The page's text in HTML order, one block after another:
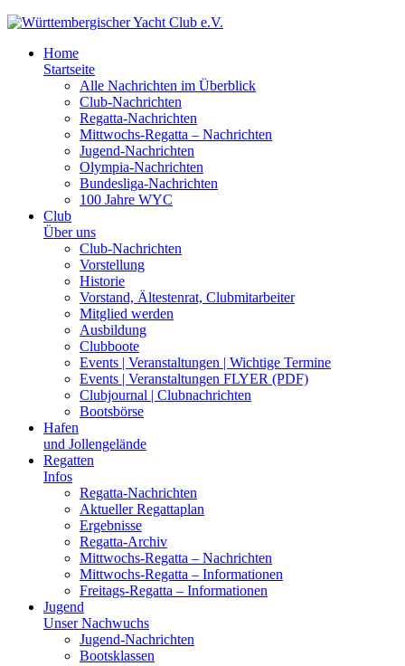
Home
Startseite
Alle Nachrichten im Überblick
Club-Nachrichten
Regatta-Nachrichten
Mittwochs-Regatta – Nachrichten
Jugend-Nachrichten
Olympia-Nachrichten
Bundesliga-Nachrichten
100 Jahre WYC
Club
Über uns
Club-Nachrichten
Vorstellung
Historie
Vorstand, Ältestenrat, Clubmitarbeiter
Mitglied werden
Ausbildung
Clubboote
Events | Veranstaltungen | Wichtige Termine
Events | Veranstaltungen FLYER (PDF)
Clubjournal | Clubnachrichten
Bootsbörse
Hafen
und Jollengelände
Regatten
Infos
Regatta-Nachrichten
Aktueller Regattaplan
Ergebnisse
Regatta-Archiv
Mittwochs-Regatta – Nachrichten
Mittwochs-Regatta – Informationen
Freitags-Regatta – Informationen
Jugend
Unser Nachwuchs
Jugend-Nachrichten
Bootsklassen